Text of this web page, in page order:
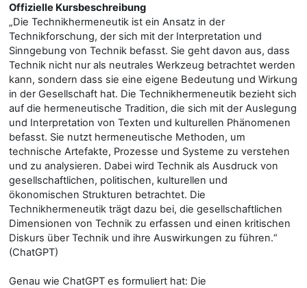
Offizielle Kursbeschreibung
„Die Technikhermeneutik ist ein Ansatz in der
Technikforschung, der sich mit der Interpretation und
Sinngebung von Technik befasst. Sie geht davon aus, dass
Technik nicht nur als neutrales Werkzeug betrachtet werden
kann, sondern dass sie eine eigene Bedeutung und Wirkung
in der Gesellschaft hat. Die Technikhermeneutik bezieht sich
auf die hermeneutische Tradition, die sich mit der Auslegung
und Interpretation von Texten und kulturellen Phänomenen
befasst. Sie nutzt hermeneutische Methoden, um
technische Artefakte, Prozesse und Systeme zu verstehen
und zu analysieren. Dabei wird Technik als Ausdruck von
gesellschaftlichen, politischen, kulturellen und
ökonomischen Strukturen betrachtet. Die
Technikhermeneutik trägt dazu bei, die gesellschaftlichen
Dimensionen von Technik zu erfassen und einen kritischen
Diskurs über Technik und ihre Auswirkungen zu führen.“
(ChatGPT)
Genau wie ChatGPT es formuliert hat: Die